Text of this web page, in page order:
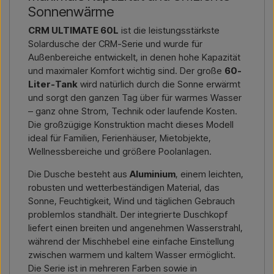
Rechnungs- und Lieferadresse – dann erhalten Sie ein
Angebot.
Kontakt per E-Mail → Rufen Sie uns an →
Sonnenwärme
CRM ULTIMATE 60L ist die leistungsstärkste
Solardusche der CRM-Serie und wurde für
Außenbereiche entwickelt, in denen hohe Kapazität
und maximaler Komfort wichtig sind. Der große 60-
Liter-Tank wird natürlich durch die Sonne erwärmt
und sorgt den ganzen Tag über für warmes Wasser
– ganz ohne Strom, Technik oder laufende Kosten.
Die großzügige Konstruktion macht dieses Modell
ideal für Familien, Ferienhäuser, Mietobjekte,
Wellnessbereiche und größere Poolanlagen.
Die Dusche besteht aus Aluminium, einem leichten,
robusten und wetterbeständigen Material, das
Sonne, Feuchtigkeit, Wind und täglichen Gebrauch
problemlos standhält. Der integrierte Duschkopf
liefert einen breiten und angenehmen Wasserstrahl,
während der Mischhebel eine einfache Einstellung
zwischen warmem und kaltem Wasser ermöglicht.
Die Serie ist in mehreren Farben sowie in